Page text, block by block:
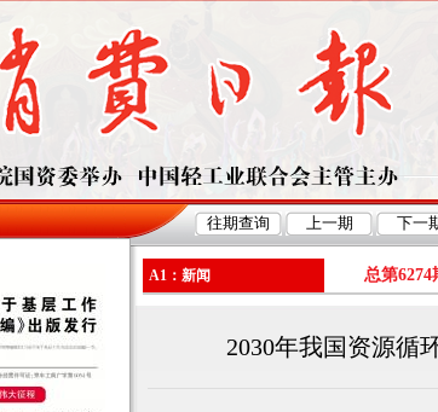
A1：新闻 总第6274
2030年我国资源循